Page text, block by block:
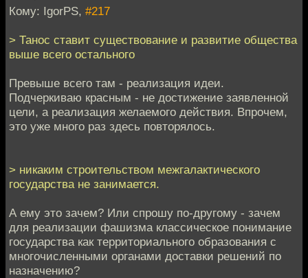
Кому: IgorPS, #217
> Танос ставит существование и развитие общества
выше всего остального
Превыше всего там - реализация идеи.
Подчеркиваю красным - не достижение заявленной
цели, а реализация желаемого действия. Впрочем,
это уже много раз здесь повторялось.
> никаким строительством межгалактического
государства не занимается.
А ему это зачем? Или спрошу по-другому - зачем
для реализации фашизма классическое понимание
государства как территориального образования с
многочисленными органами доставки решений по
назначению?